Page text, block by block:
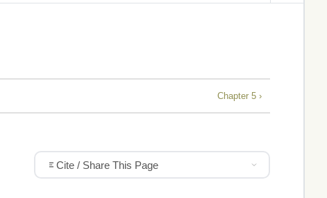
Chapter 5 ›
Cite / Share This Page